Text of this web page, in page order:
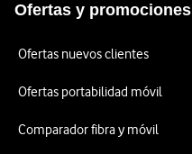
Ofertas y promociones
Ofertas nuevos clientes
Ofertas portabilidad móvil
Comparador fibra y móvil